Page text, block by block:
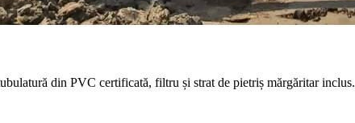
din PVC certificată, filtru și strat de pietriș mărgăritar inclus.